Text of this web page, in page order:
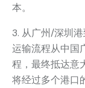
本。
3. 从广州/深圳
运输流程从中国
程，最终抵达意
将经过多个港口